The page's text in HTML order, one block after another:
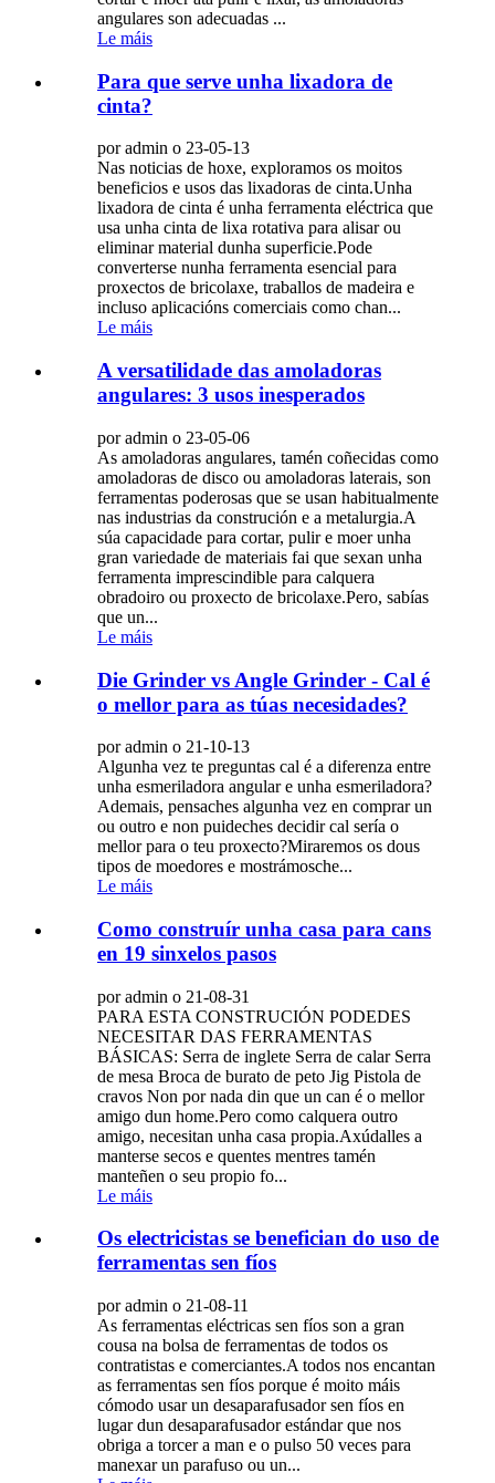
angulares son adecuadas ...
Le máis
Para que serve unha lixadora de
cinta?
por admin o 23-05-13
Nas noticias de hoxe, exploramos os moitos
beneficios e usos das lixadoras de cinta.Unha
lixadora de cinta é unha ferramenta eléctrica que
usa unha cinta de lixa rotativa para alisar ou
eliminar material dunha superficie.Pode
converterse nunha ferramenta esencial para
proxectos de bricolaxe, traballos de madeira e
incluso aplicacións comerciais como chan...
Le máis
A versatilidade das amoladoras
angulares: 3 usos inesperados
por admin o 23-05-06
As amoladoras angulares, tamén coñecidas como
amoladoras de disco ou amoladoras laterais, son
ferramentas poderosas que se usan habitualmente
nas industrias da construción e a metalurgia.A
súa capacidade para cortar, pulir e moer unha
gran variedade de materiais fai que sexan unha
ferramenta imprescindible para calquera
obradoiro ou proxecto de bricolaxe.Pero, sabías
que un...
Le máis
Die Grinder vs Angle Grinder - Cal é
o mellor para as túas necesidades?
por admin o 21-10-13
Algunha vez te preguntas cal é a diferenza entre
unha esmeriladora angular e unha esmeriladora?
Ademais, pensaches algunha vez en comprar un
ou outro e non puideches decidir cal sería o
mellor para o teu proxecto?Miraremos os dous
tipos de moedores e mostrámosche...
Le máis
Como construír unha casa para cans
en 19 sinxelos pasos
por admin o 21-08-31
PARA ESTA CONSTRUCIÓN PODEDES
NECESITAR DAS FERRAMENTAS
BÁSICAS: Serra de inglete Serra de calar Serra
de mesa Broca de burato de peto Jig Pistola de
cravos Non por nada din que un can é o mellor
amigo dun home.Pero como calquera outro
amigo, necesitan unha casa propia.Axúdalles a
manterse secos e quentes mentres tamén
manteñen o seu propio fo...
Le máis
Os electricistas se benefician do uso de
ferramentas sen fíos
por admin o 21-08-11
As ferramentas eléctricas sen fíos son a gran
cousa na bolsa de ferramentas de todos os
contratistas e comerciantes.A todos nos encantan
as ferramentas sen fíos porque é moito máis
cómodo usar un desaparafusador sen fíos en
lugar dun desaparafusador estándar que nos
obriga a torcer a man e o pulso 50 veces para
manexar un parafuso ou un...